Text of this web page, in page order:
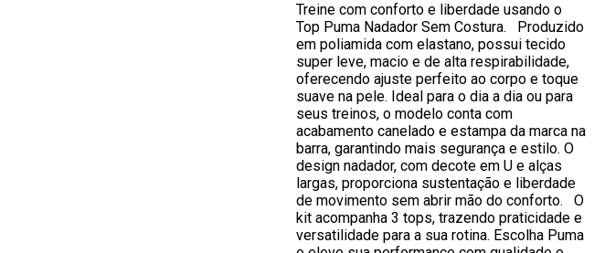
Treine com conforto e liberdade usando o
Top Puma Nadador Sem Costura. Produzido
em poliamida com elastano, possui tecido
super leve, macio e de alta respirabilidade,
oferecendo ajuste perfeito ao corpo e toque
suave na pele. Ideal para o dia a dia ou para
seus treinos, o modelo conta com
acabamento canelado e estampa da marca na
barra, garantindo mais segurança e estilo. O
design nadador, com decote em U e alças
largas, proporciona sustentação e liberdade
de movimento sem abrir mão do conforto. O
kit acompanha 3 tops, trazendo praticidade e
versatilidade para a sua rotina. Escolha Puma